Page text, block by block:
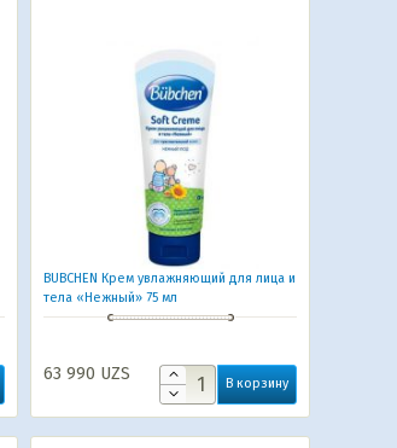
BUBCHEN Крем увлажняющий для лица и
тела «Нежный» 75 мл
63 990 UZS В корзину